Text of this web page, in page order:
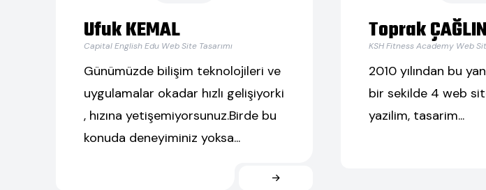
Ufuk KEMAL
Capital English Edu Web Site Tasarımı
Günümüzde bilişim teknolojileri ve
uygulamalar okadar hızlı gelişiyorki
, hızına yetişemiyorsunuz.Birde bu
konuda deneyiminiz yoksa...
Toprak ÇAĞLIN
KSH Fitness Academy Web
2010 yılından bu
bir sekilde 4 web
yazilim, tasarim...